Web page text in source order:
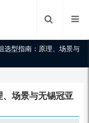
选型指南：原理、场景与
场景与无锡冠亚